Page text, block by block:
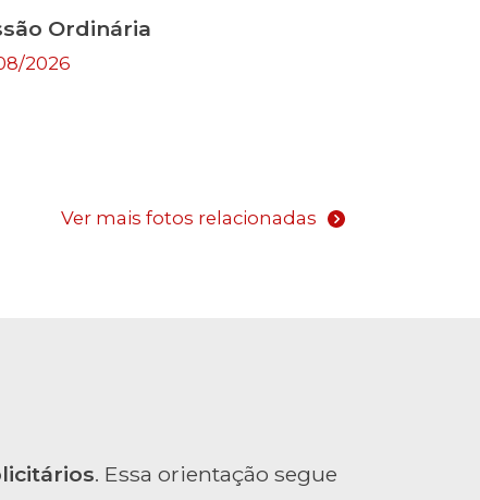
Ordinária
2026
Ver mais fotos relacionadas
. Essa orientação segue